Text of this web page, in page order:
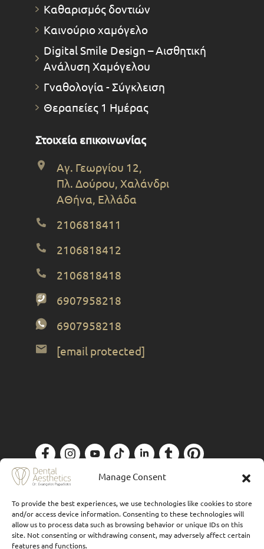
Manage Consent
To provide the best experiences, we use technologies like cookies to store
and/or access device information. Consenting to these technologies will
allow us to process data such as browsing behavior or unique IDs on this
site. Not consenting or withdrawing consent, may adversely affect certain
features and functions.
Καθαρισμός δοντιών
Καινούριο χαμόγελο
Digital Smile Design – Αισθητική
Ανάλυση Χαμόγελου
Γναθολογία - Σύγκλειση
Θεραπείες 1 Ημέρας
Στοιχεία επικοινωνίας
Αγ. Γεωργίου 12,
Πλ. Δούρου, Χαλάνδρι
ΑΘήνα, Ελλάδα
2106818411
2106818412
2106818418
6907958218
6907958218
[email protected]
Πολιτική Απορρήτου| Designed by Forthright